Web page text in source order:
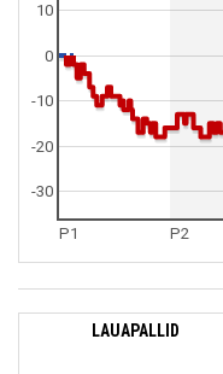
P1 P2
0
10
-30
-20
-10
LAUAPALLID